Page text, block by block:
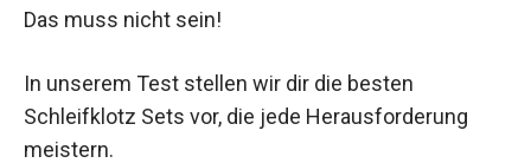
Das muss nicht sein!
In unserem Test stellen wir dir die besten
Schleifklotz Sets vor, die jede Herausforderung
meistern.